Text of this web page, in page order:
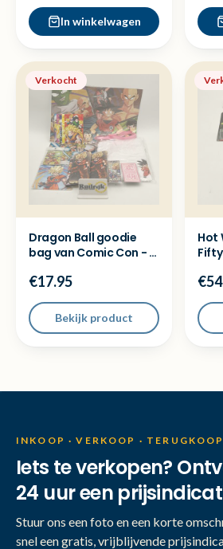
In winkelwagen
Verkocht
Dragon Ball goodie
bag van Comic Con - T
€17.95
Bekijk product
Hot
INKOOP · VERKOOP · TERUGKOOP
Iets te verkopen?
24 uur een
Stuur ons een foto en een korte
snel een gratis, vrijblijvende